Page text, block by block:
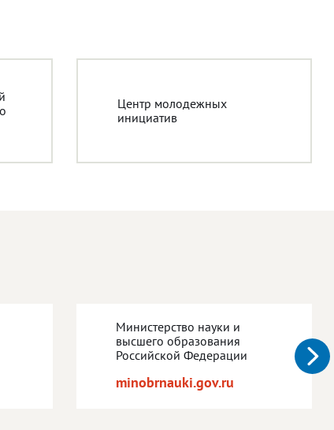
Центр молодежных
инициатив
Министерство науки и
высшего образования
Российской Федерации
minobrnauki.gov.ru